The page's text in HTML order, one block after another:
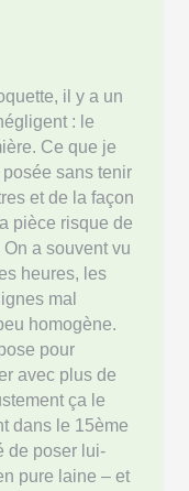
il y a un
: le
Ce que je
sans tenir
et de la façon
pièce risque de
a souvent vu
heures, les
mal
homogène.
pour
avec plus de
ça le
dans le 15ème
de poser lui-
pure laine – et